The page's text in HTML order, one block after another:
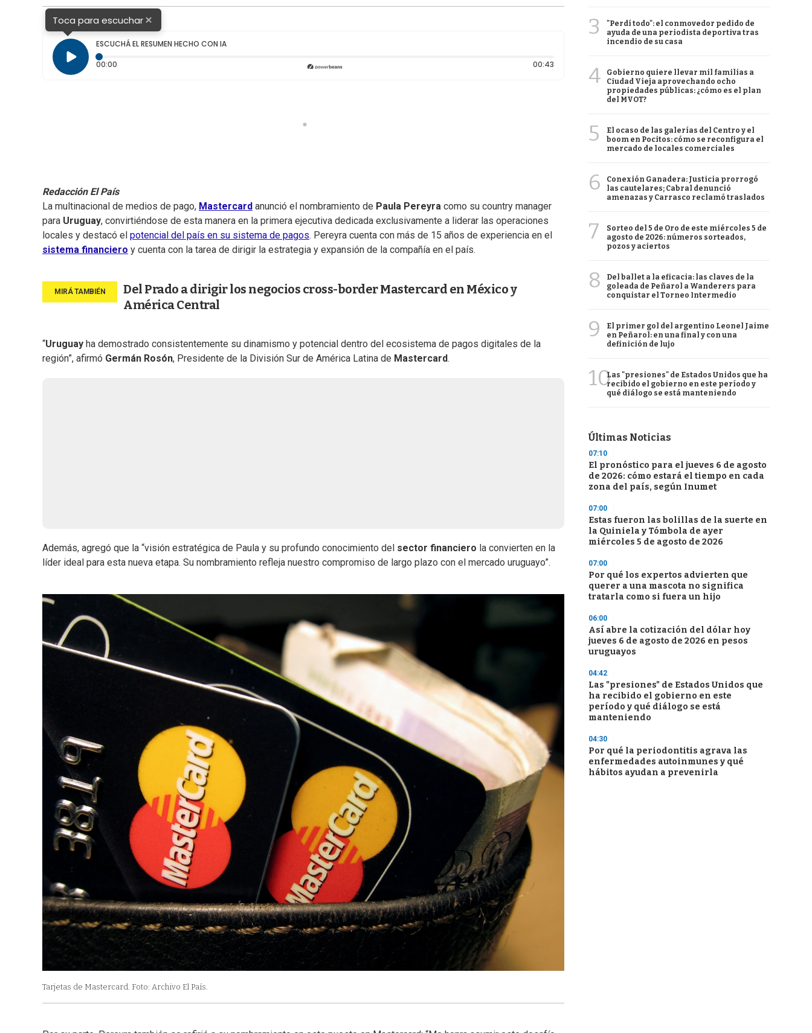
Toca para escuchar×
ESCUCHÁ EL RESUMEN HECHO CON IA
00:00
00:43Duración: 43 segundos
Redacción El País
La multinacional de medios de pago, Mastercard anunció el nombramiento de Paula Pereyra como su country manager
para Uruguay, convirtiéndose de esta manera en la primera ejecutiva dedicada exclusivamente a liderar las operaciones
locales y destacó el potencial del país en su sistema de pagos. Pereyra cuenta con más de 15 años de experiencia en el
sistema financiero y cuenta con la tarea de dirigir la estrategia y expansión de la compañía en el país.
Del Prado a dirigir los negocios cross-border Mastercard en México y
América Central
“Uruguay ha demostrado consistentemente su dinamismo y potencial dentro del ecosistema de pagos digitales de la
región”, afirmó Germán Rosón, Presidente de la División Sur de América Latina de Mastercard.
Además, agregó que la “visión estratégica de Paula y su profundo conocimiento del sector financiero la convierten en la
líder ideal para esta nueva etapa. Su nombramiento refleja nuestro compromiso de largo plazo con el mercado uruguayo”.
Tarjetas de Mastercard. Foto: Archivo El País.
3
"Perdí todo": el conmovedor pedido de
ayuda de una periodista deportiva tras
incendio de su casa
4
Gobierno quiere llevar mil familias a
Ciudad Vieja aprovechando ocho
propiedades públicas: ¿cómo es el plan
del MVOT?
5
El ocaso de las galerías del Centro y el
boom en Pocitos: cómo se reconfigura el
mercado de locales comerciales
6
Conexión Ganadera: Justicia prorrogó
las cautelares; Cabral denunció
amenazas y Carrasco reclamó traslados
7
Sorteo del 5 de Oro de este miércoles 5 de
agosto de 2026: números sorteados,
pozos y aciertos
8
Del ballet a la eficacia: las claves de la
goleada de Peñarol a Wanderers para
conquistar el Torneo Intermedio
9
El primer gol del argentino Leonel Jaime
en Peñarol: en una final y con una
definición de lujo
10Las "presiones" de Estados Unidos que ha
recibido el gobierno en este período y
qué diálogo se está manteniendo
Últimas Noticias
07:10
El pronóstico para el jueves 6 de agosto
de 2026: cómo estará el tiempo en cada
zona del país, según Inumet
07:00
Estas fueron las bolillas de la suerte en
la Quiniela y Tómbola de ayer
miércoles 5 de agosto de 2026
07:00
Por qué los expertos advierten que
querer a una mascota no significa
tratarla como si fuera un hijo
06:00
Así abre la cotización del dólar hoy
jueves 6 de agosto de 2026 en pesos
uruguayos
04:42
Las "presiones" de Estados Unidos que
ha recibido el gobierno en este
período y qué diálogo se está
manteniendo
04:30
Por qué la periodontitis agrava las
enfermedades autoinmunes y qué
hábitos ayudan a prevenirla